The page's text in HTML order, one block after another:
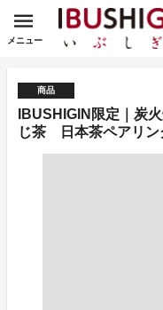
メニュー
商品
IBUSHIGIN限定｜炭
じ茶 日本茶ペアリン